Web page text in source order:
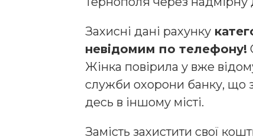
Захисні дані рахунку
невідомим по телефону!
Жінка повірила у вже
служби охорони банку, що з
десь в іншому місті.
Замість захистити свої